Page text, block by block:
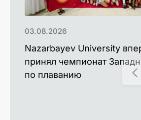
Nazarbayev University
принял чемпионат
по плаванию
03.08.2026